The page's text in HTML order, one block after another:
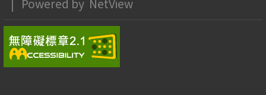
| Powered by NetView